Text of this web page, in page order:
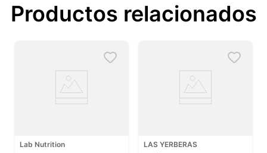
Productos relacionados
Lab Nutrition LAS YERBERAS